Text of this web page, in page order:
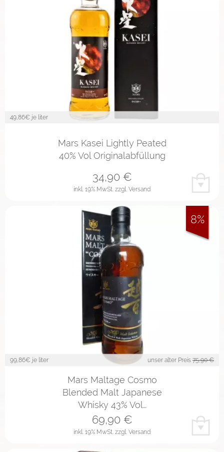
49,86€ je liter
Mars Kasei Lightly Peated
40% Vol Originalabfüllung
inkl. 19% MwSt. zzgl. Versand
34,90€
99,86€ je liter unser alter Preis 75,90 €
Mars Maltage Cosmo
Blended Malt Japanese
Whisky 43% Vol…
inkl. 19% MwSt. zzgl. Versand
69,90€
8%